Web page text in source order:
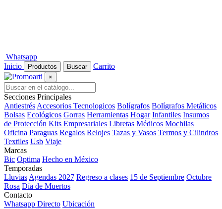
Whatsapp
Inicio
Productos Buscar Carrito
×
Secciones Principales
Antiestrés Accesorios Tecnologicos Bolígrafos Bolígrafos Metálicos
Bolsas Ecológicos Gorras Herramientas Hogar Infantiles Insumos
de Protección Kits Empresariales Libretas Médicos Mochilas
Oficina Paraguas Regalos Relojes Tazas y Vasos Termos y Cilindros
Textiles Usb Viaje
Marcas
Bic Optima Hecho en México
Temporadas
Lluvias Agendas 2027 Regreso a clases 15 de Septiembre Octubre
Rosa Día de Muertos
Contacto
Whatsapp Directo Ubicación